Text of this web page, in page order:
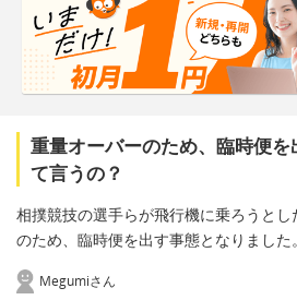
重量オーバーのため、臨時便
て言うの？
相撲競技の選手らが飛行機に乗ろうと
のため、臨時便を出す事態となりました。
Megumiさん